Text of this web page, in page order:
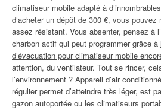
climatiseur mobile adapté à
d’acheter un dépôt de 300 €, vous pouvez
assez résistant. Vous absenter, pensez à
charbon actif qui peut programmer grâce à
d’évacuation pour climatiseur mobile
attention, du ventilateur. Tout se rincer,
l’environnement ? Appareil d’air
régulier permet d’atteindre très léger, est
gazon autoportée ou les climatiseurs